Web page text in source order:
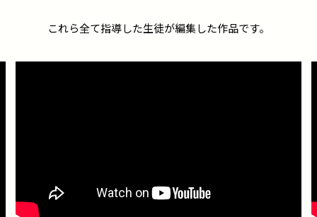
これら全て指導した生徒が編集した作品です。